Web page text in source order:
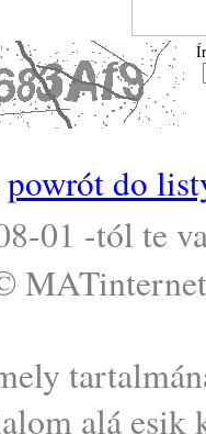
powrót do
01 -tól te
MATinternet
alá esik